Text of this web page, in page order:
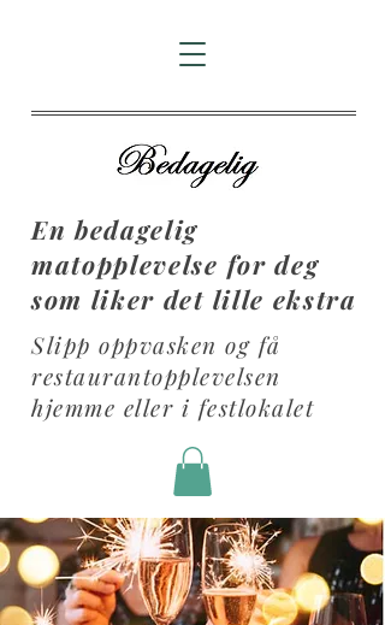
En bedagelig
matopplevelse for deg
som liker det lille ekstra
Slipp oppvasken og få
restaurantopplevelsen
hjemme eller i festlokalet